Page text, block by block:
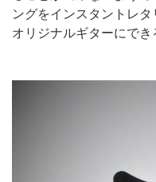
ングをインスタントレ
オリジナルギターにでき